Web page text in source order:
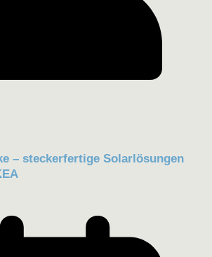
– steckerfertige Solarlösungen